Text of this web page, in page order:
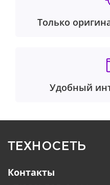
Только
Удобный
ТЕХНОСЕТЬ
Контакты